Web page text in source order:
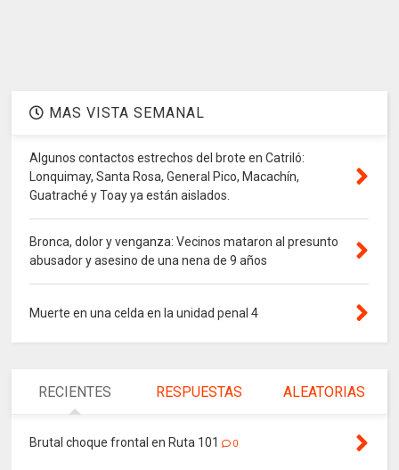
MAS VISTA SEMANAL
Algunos contactos estrechos del brote en Catriló:
Lonquimay, Santa Rosa, General Pico, Macachín,
Guatraché y Toay ya están aislados.
Bronca, dolor y venganza: Vecinos mataron al presunto
abusador y asesino de una nena de 9 años
Muerte en una celda en la unidad penal 4
RECIENTES RESPUESTAS ALEATORIAS
Brutal choque frontal en Ruta 101 0